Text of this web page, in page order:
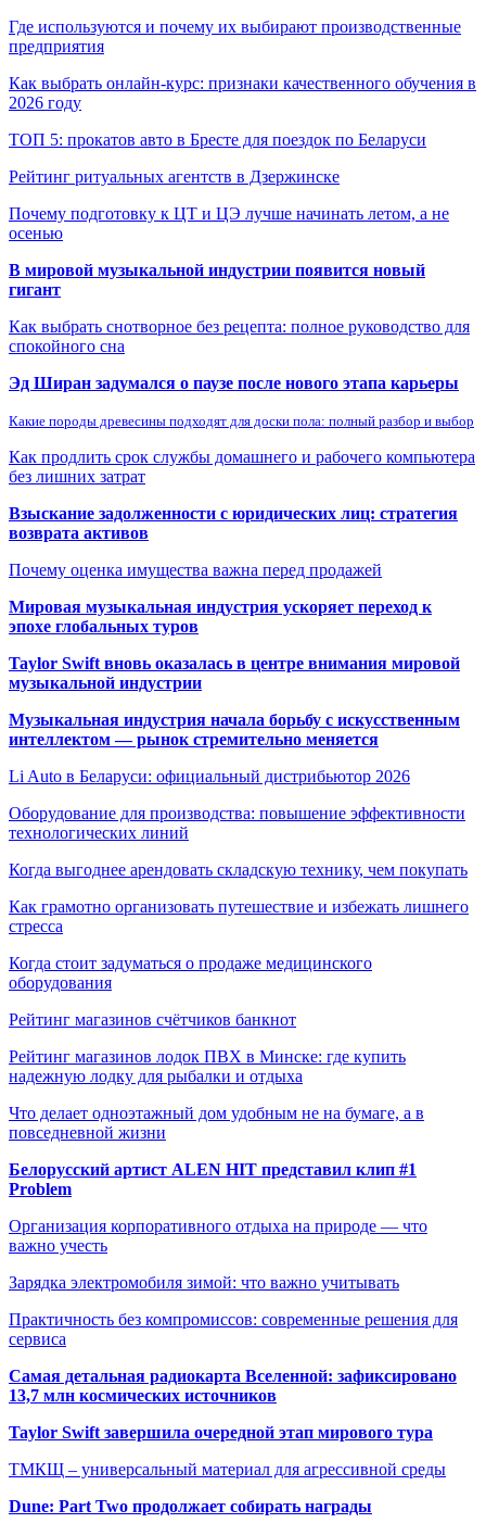
Где используются и почему их выбирают производственные
предприятия
Как выбрать онлайн-курс: признаки качественного обучения в
2026 году
ТОП 5: прокатов авто в Бресте для поездок по Беларуси
Рейтинг ритуальных агентств в Дзержинске
Почему подготовку к ЦТ и ЦЭ лучше начинать летом, а не
осенью
В мировой музыкальной индустрии появится новый
гигант
Как выбрать снотворное без рецепта: полное руководство для
спокойного сна
Эд Ширан задумался о паузе после нового этапа карьеры
Какие породы древесины подходят для доски пола: полный разбор и выбор
Как продлить срок службы домашнего и рабочего компьютера
без лишних затрат
Взыскание задолженности с юридических лиц: стратегия
возврата активов
Почему оценка имущества важна перед продажей
Мировая музыкальная индустрия ускоряет переход к
эпохе глобальных туров
Taylor Swift вновь оказалась в центре внимания мировой
музыкальной индустрии
Музыкальная индустрия начала борьбу с искусственным
интеллектом — рынок стремительно меняется
Li Auto в Беларуси: официальный дистрибьютор 2026
Оборудование для производства: повышение эффективности
технологических линий
Когда выгоднее арендовать складскую технику, чем покупать
Как грамотно организовать путешествие и избежать лишнего
стресса
Когда стоит задуматься о продаже медицинского
оборудования
Рейтинг магазинов счётчиков банкнот
Рейтинг магазинов лодок ПВХ в Минске: где купить
надежную лодку для рыбалки и отдыха
Что делает одноэтажный дом удобным не на бумаге, а в
повседневной жизни
Белорусский артист ALEN HIT представил клип #1
Problem
Организация корпоративного отдыха на природе — что
важно учесть
Зарядка электромобиля зимой: что важно учитывать
Практичность без компромиссов: современные решения для
сервиса
Самая детальная радиокарта Вселенной: зафиксировано
13,7 млн космических источников
Taylor Swift завершила очередной этап мирового тура
ТМКЩ – универсальный материал для агрессивной среды
Dune: Part Two продолжает собирать награды